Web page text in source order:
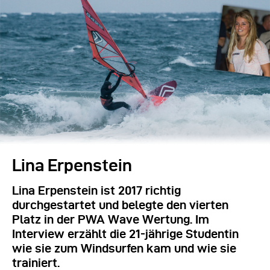
Lina Erpenstein
Lina Erpenstein ist 2017 richtig
durchgestartet und belegte den vierten
Platz in der PWA Wave Wertung. Im
Interview erzählt die 21-jährige Studentin
wie sie zum Windsurfen kam und wie sie
trainiert.